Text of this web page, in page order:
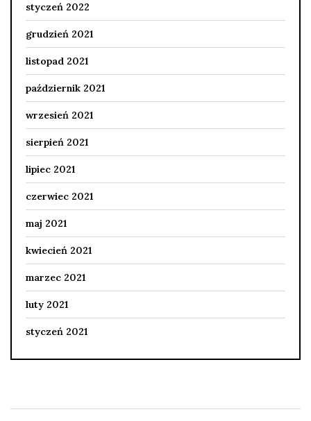
styczeń 2022
grudzień 2021
listopad 2021
październik 2021
wrzesień 2021
sierpień 2021
lipiec 2021
czerwiec 2021
maj 2021
kwiecień 2021
marzec 2021
luty 2021
styczeń 2021